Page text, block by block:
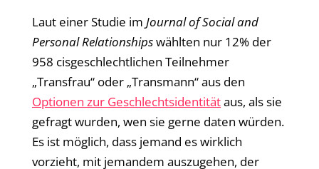
Laut einer Studie im Journal of Social and
Personal Relationshipswählten nur 12% der
958 cisgeschlechtlichen Teilnehmer
„Transfrau“ oder „Transmann“ aus den
Optionen zur Geschlechtsidentitätaus, als sie
gefragt wurden, wen sie gerne daten würden.
Es ist möglich, dass jemand es wirklich
vorzieht, mit jemandem auszugehen, der